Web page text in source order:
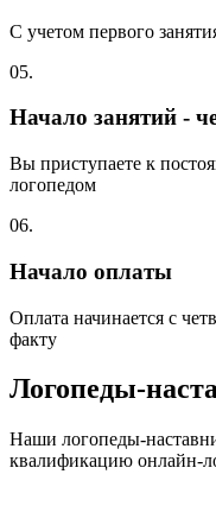
С учетом первого
05.
Начало занятий -
Вы приступаете к
логопедом
06.
Начало оплаты
Оплата начинается с
факту
Логопеды-
Наши логопеды-
квалификацию онлайн-